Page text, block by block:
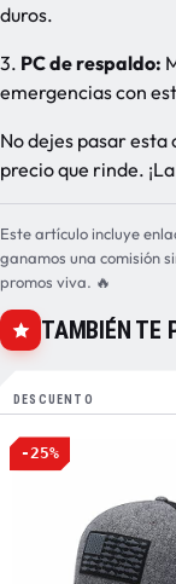
duros.
3. PC de respaldo:
emergencias con
No dejes pasar
precio que rinde.
Este artículo incluye
ganamos una comisión
promos viva. 🔥
TAMBIÉN TE
DESCUENTO
-25%